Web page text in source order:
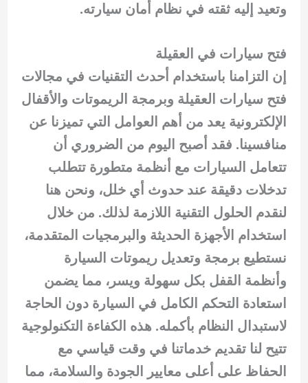
وتعيد إليه ثقته في نظام أمان سيارته.
فتح سيارات في العقيلة
إن التزامنا باستخدام أحدث التقنيات في مجالات
فتح سيارات العقيلة وبرمجة الريموتات والأقفال
الإلكترونية يعد من أهم العوامل التي تميزنا عن
منافسينا. فقد أصبح اليوم من الضروري أن
تتعامل السيارات مع أنظمة متطورة تتطلب
تدخلات دقيقة عند حدوث أي خلل، ونحن هنا
لنقدم الحلول التقنية اللازمة لذلك. من خلال
استخدام الأجهزة الحديثة والبرمجيات المتقدمة،
نستطيع برمجة وتعديل ريموتات السيارة
وأنظمة القفل بكل سهولة ويسر، مما يضمن
استعادة التحكم الكامل في السيارة دون الحاجة
لاستبدال النظام بأكمله. هذه الكفاءة التكنولوجية
تتيح لنا تقديم خدماتنا في وقت قياسي مع
الحفاظ على أعلى معايير الجودة والسلامة، مما